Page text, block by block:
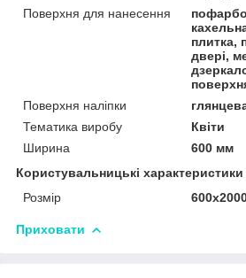
Поверхня для нанесення
плитка,
двері,
Поверхня наліпки
Тематика виробу
Квіти
Ширина
600 мм
Користувальницькі характеристики
Розмір
Приховати